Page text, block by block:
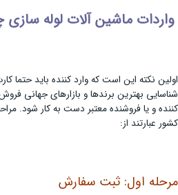
واردات ماشین آلات لوله سازی
اولین نکته این است که وارد کننده باید حتما
شناسایی بهترین برندها و بازارهای جهانی
کننده و یا فروشنده معتبر دست به کار شود.
کشور عبارتند از:
مرحله اول: ثبت سفارش